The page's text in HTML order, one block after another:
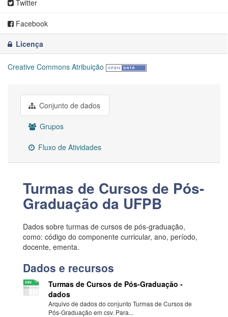
Twitter
Facebook
Licença
Creative Commons Atribuição
Conjunto de dados
Grupos
Fluxo de Atividades
Turmas de Cursos de Pós-
Graduação da UFPB
Dados sobre turmas de cursos de pós-graduação,
como: código do componente curricular, ano, período,
docente, ementa.
Dados e recursos
Turmas de Cursos de Pós-Graduação -
dados
Arquivo de dados do conjunto Turmas de Cursos de
Pós-Graduação em csv. Para...